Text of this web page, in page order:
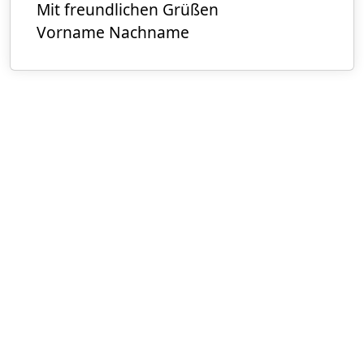
Mit freundlichen Grüßen
Vorname Nachname